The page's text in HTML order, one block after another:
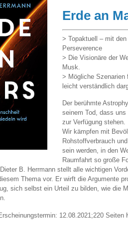
Erde an
> Topaktuell – mit
Perseverence
> Die Visionäre der
Musk.
> Mögliche Szenarien
leicht verständlich
Der berühmte
seinem Tod, dass
zur Verfügung stehen.
Wir kämpfen mit
Rohstoffverbrauch
sein werden, in den
Raumfahrt so große
B. Herrmann stellt alle wichtigen
Thema vor. Er wirft die Argumente
sich selbst ein Urteil zu bilden, wie die
12.08.2021;220 Seiten